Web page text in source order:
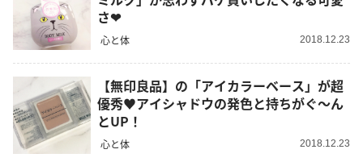
さ❤
心と体 2018.12.23
【無印良品】の「アイカラーベース」が超
優秀♥アイシャドウの発色と持ちがぐ～ん
とUP！
心と体 2018.12.23